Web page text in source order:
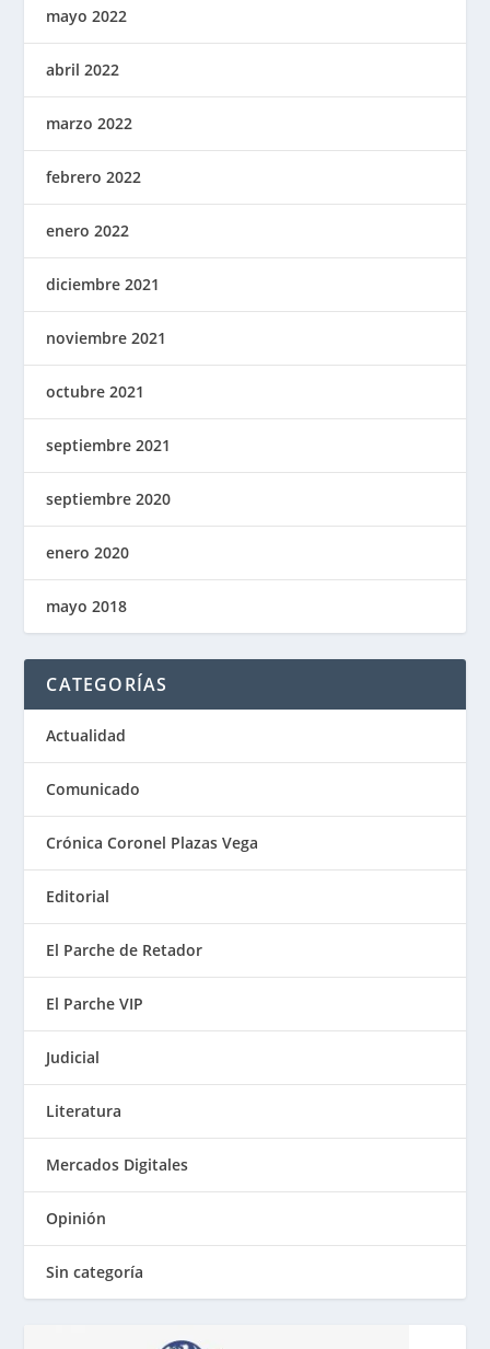
mayo 2022
abril 2022
marzo 2022
febrero 2022
enero 2022
diciembre 2021
noviembre 2021
octubre 2021
septiembre 2021
septiembre 2020
enero 2020
mayo 2018
CATEGORÍAS
Actualidad
Comunicado
Crónica Coronel Plazas Vega
Editorial
El Parche de Retador
El Parche VIP
Judicial
Literatura
Mercados Digitales
Opinión
Sin categoría